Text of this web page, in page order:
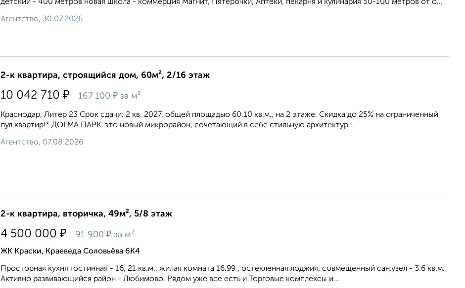
детский - 400 метров новая школа - коммерция Магнит, Пятерочки, Аптеки, пекарня и кулинария 50-100 метров от о...
Агентство, 30.07.2026
2-к квартира, строящийся дом, 60м², 2/16 этаж
10 042 710 ₽ 167 100 ₽ за м²
Краснодар, Литер 23 Срок сдачи: 2 кв. 2027, общей площадью 60.10 кв.м., на 2 этаже. Скидка до 25% на ограниченный
пул квартир!* ДОГМА ПАРК-это новый микрорайон, сочетающий в себе стильную архитектур...
Агентство, 07.08.2026
2-к квартира, вторичка, 49м², 5/8 этаж
4 500 000 ₽ 91 900 ₽ за м²
ЖК Краски, Краеведа Соловьёва 6К4
Просторная кухня гостинная - 16, 21 кв.м., жилая комната 16.99 , остекленная лоджия, совмещенный сан.узел - 3.6 кв.м.
Активно развивающийся район - Любимово. Рядом уже все есть и Торговые комплексы и...